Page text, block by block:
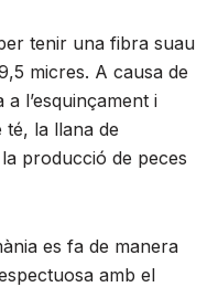
tenir una fibra suau
micres. A causa de
l’esquinçament i
la llana de
producció de peces
es fa de manera
amb el